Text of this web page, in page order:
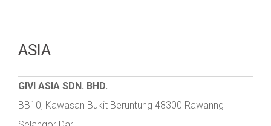
ASIA
GIVI ASIA SDN. BHD.
BB10, Kawasan Bukit Beruntung 48300 Rawanng